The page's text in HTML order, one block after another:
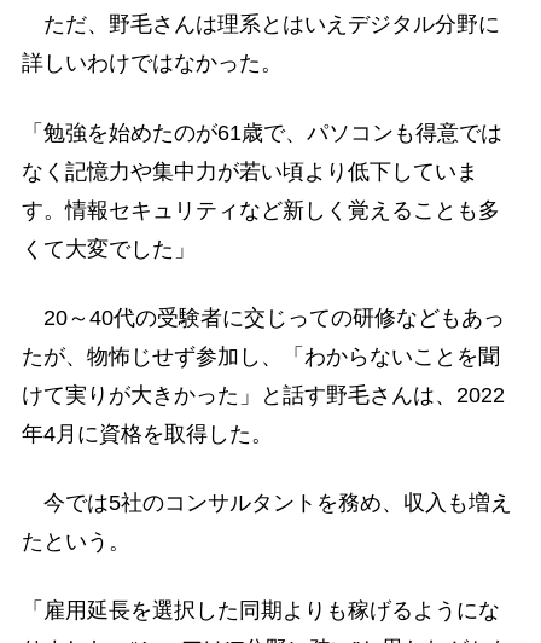
ただ、野毛さんは理系とはいえデジタル分野に
詳しいわけではなかった。
「勉強を始めたのが61歳で、パソコンも得意では
なく記憶力や集中力が若い頃より低下していま
す。情報セキュリティなど新しく覚えることも多
くて大変でした」
20～40代の受験者に交じっての研修などもあっ
たが、物怖じせず参加し、「わからないことを聞
けて実りが大きかった」と話す野毛さんは、2022
年4月に資格を取得した。
今では5社のコンサルタントを務め、収入も増え
たという。
「雇用延長を選択した同期よりも稼げるようにな